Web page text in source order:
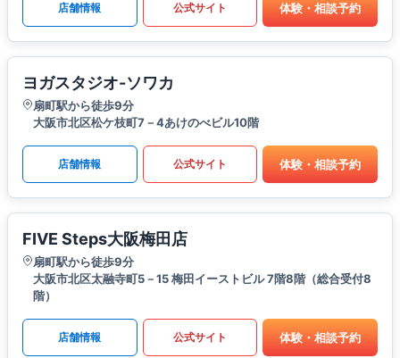
店舗情報 公式サイト 体験・相談予約
ヨガスタジオ-ソワカ
扇町駅から徒歩9分
大阪市北区松ケ枝町7－4あけのべビル10階
店舗情報 公式サイト 体験・相談予約
FIVE Steps大阪梅田店
扇町駅から徒歩9分
大阪市北区太融寺町5－15 梅田イーストビル 7階8階（総合受付8
階）
店舗情報 公式サイト 体験・相談予約